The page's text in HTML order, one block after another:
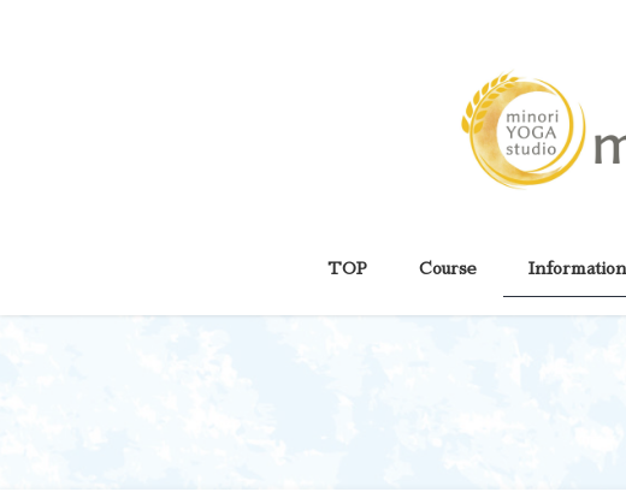
TOP Course Information